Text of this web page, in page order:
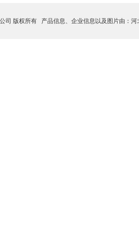
司 版权所有 产品信息、企业信息以及图片由：